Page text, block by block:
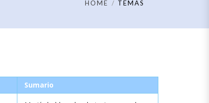
HOME TEMAS
Sumario